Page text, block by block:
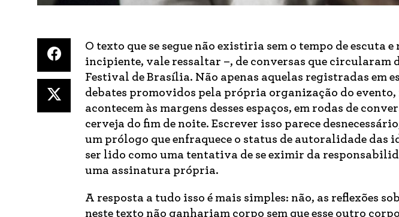
O texto que se segue não existiria sem o tempo de escuta
incipiente, vale ressaltar –, de conversas que circularam
Festival de Brasília. Não apenas aquelas registradas em
debates promovidos pela própria organização do evento,
acontecem às margens desses espaços, em rodas de
cerveja do fim de noite. Escrever isso parece
um prólogo que enfraquece o status de autoralidade das
ser lido como uma tentativa de se eximir da
uma assinatura própria.
A resposta a tudo isso é mais simples: não, as reflexões
neste texto não ganhariam corpo sem que esse outro